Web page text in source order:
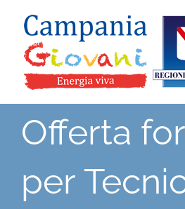
contenuto
Offerta
per